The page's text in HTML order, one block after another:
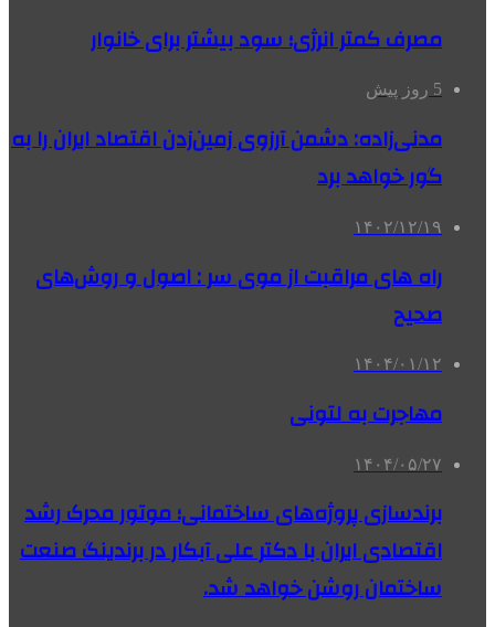
مصرف کمتر انرژی؛ سود بیشتر برای خانوار
5 روز پیش
مدنی‌زاده: دشمن آرزوی زمین‌زدن اقتصاد ایران را به
گور خواهد برد
۱۴۰۲/۱۲/۱۹
راه های مراقبت از موی سر : اصول و روش‌های
صحیح
۱۴۰۴/۰۱/۱۲
مهاجرت به لتونی
۱۴۰۴/۰۵/۲۷
برندسازی پروژه‌های ساختمانی؛ موتور محرک رشد
اقتصادی ایران با دکتر علی آبکار در برندینگ صنعت
ساختمان روشن خواهد شد.